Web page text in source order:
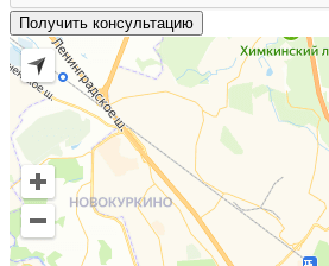
Получить консультацию